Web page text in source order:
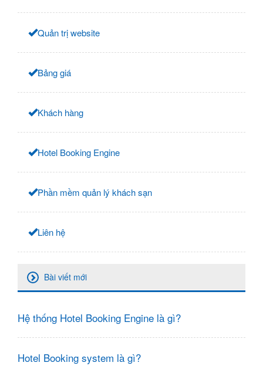
Quản trị website
Bảng giá
Khách hàng
Hotel Booking Engine
Phần mềm quản lý khách sạn
Liên hệ
Bài viết mới
Hệ thống Hotel Booking Engine là gì?
Hotel Booking system là gì?